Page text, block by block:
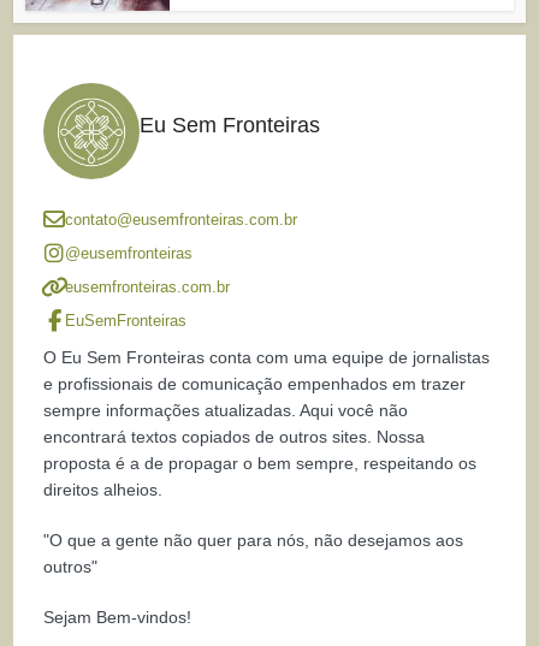
Eu Sem Fronteiras
contato@eusemfronteiras.com.br
@eusemfronteiras
eusemfronteiras.com.br
EuSemFronteiras
O Eu Sem Fronteiras conta com uma equipe de jornalistas
e profissionais de comunicação empenhados em trazer
sempre informações atualizadas. Aqui você não
encontrará textos copiados de outros sites. Nossa
proposta é a de propagar o bem sempre, respeitando os
direitos alheios.
"O que a gente não quer para nós, não desejamos aos
outros"
Sejam Bem-vindos!